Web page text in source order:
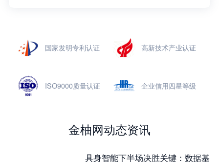
国家发明专利认证 高新技术产业认证
ISO9000质量认证 企业信用四星等级
金柚网动态资讯
具身智能下半场决胜关键：数据基